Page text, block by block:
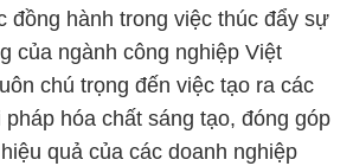
đồng hành trong việc thúc đẩy sự
của ngành công nghiệp Việt
chú trọng đến việc tạo ra các
hóa chất sáng tạo, đóng góp
quả của các doanh nghiệp